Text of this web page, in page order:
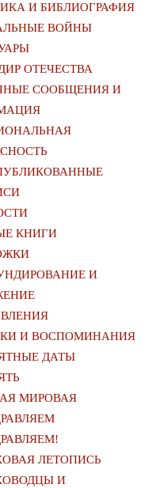
И БИБЛИОГРАФИЯ
ВОЙНЫ
ОТЕЧЕСТВА
СООБЩЕНИЯ И
КНИГИ
И
И ВОСПОМИНАНИЯ
ДАТЫ
МИРОВАЯ
ЛЕТОПИСЬ
И